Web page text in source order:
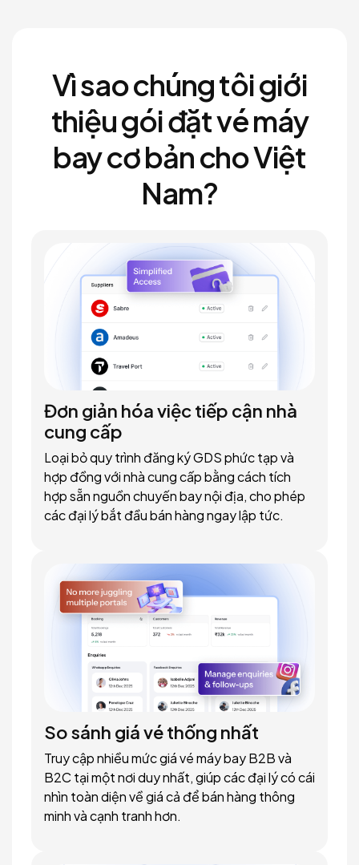
Vì sao chúng tôi giới
thiệu gói đặt vé máy
bay cơ bản cho Việt
Nam?
Đơn giản hóa việc tiếp cận nhà
cung cấp
Loại bỏ quy trình đăng ký GDS phức tạp và
hợp đồng với nhà cung cấp bằng cách tích
hợp sẵn nguồn chuyến bay nội địa, cho phép
các đại lý bắt đầu bán hàng ngay lập tức.
So sánh giá vé thống nhất
Truy cập nhiều mức giá vé máy bay B2B và
B2C tại một nơi duy nhất, giúp các đại lý có cái
nhìn toàn diện về giá cả để bán hàng thông
minh và cạnh tranh hơn.